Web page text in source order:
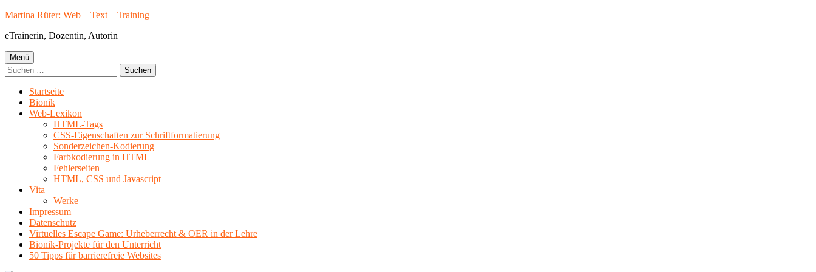
Springe
Inhalt
Martina Rüter: Web – Text – Training
eTrainerin, Dozentin, Autorin
Primäres
Menü
Menü
Suchen
nach:
Startseite
Bionik
Web-Lexikon
HTML-Tags
CSS-Eigenschaften zur Schriftformatierung
Sonderzeichen-Kodierung
Farbkodierung in HTML
Fehlerseiten
HTML, CSS und Javascript
Vita
Werke
Impressum
Datenschutz
Virtuelles Escape Game: Urheberrecht & OER in der Lehre
Bionik-Projekte für den Unterricht
50 Tipps für barrierefreie Websites